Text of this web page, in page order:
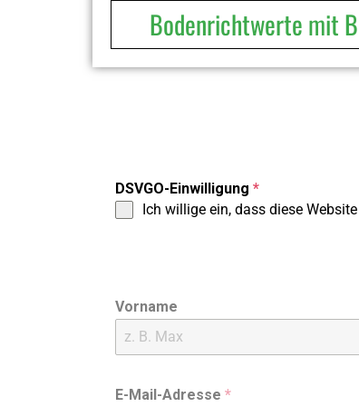
Bodenrichtwerte mit
DSVGO-Einwilligung *
Ich willige ein, dass diese
Vorname
E-Mail-Adresse *